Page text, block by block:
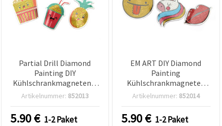
Partial Drill Diamond
Painting DIY
Kühlschrankmagneten –
Food‑Motive
Pizza, Popcorn, Soda,
Ananas) – Mehrfarbiges
Artikelnummer: 852013
5.90€ 1-2 Paket
EM ART DIY Diamond
Painting
Kühlschrankmagneten
Bastelset, teilweiser
süßen Motiven (Emoji 6×6
cm, Apfel 5,5×6 cm,
Artikelnummer: 852014
5.90€ 1-2 Paket